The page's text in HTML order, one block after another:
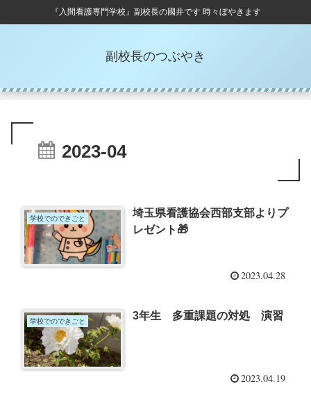
『入間看護専門学校』副校長の國井です 時々ぼやきます
副校長のつぶやき
2023-04
学校でのできごと
埼玉県看護協会西部支部よりプ
レゼント🎁
2023.04.28
学校でのできごと 3年生 多重課題の対処 演習
2023.04.19